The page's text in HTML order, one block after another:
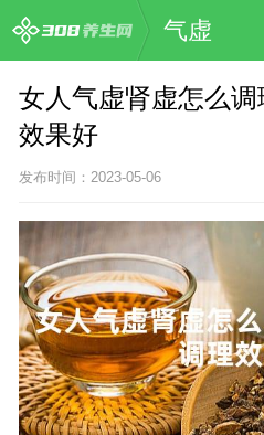
气虚
女人气虚肾虚怎么
效果好
发布时间：2023-05-06